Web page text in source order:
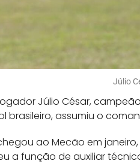
Júlio
Júlio César,
brasileiro, assumiu o
ao Mecão em
a função de auxiliar